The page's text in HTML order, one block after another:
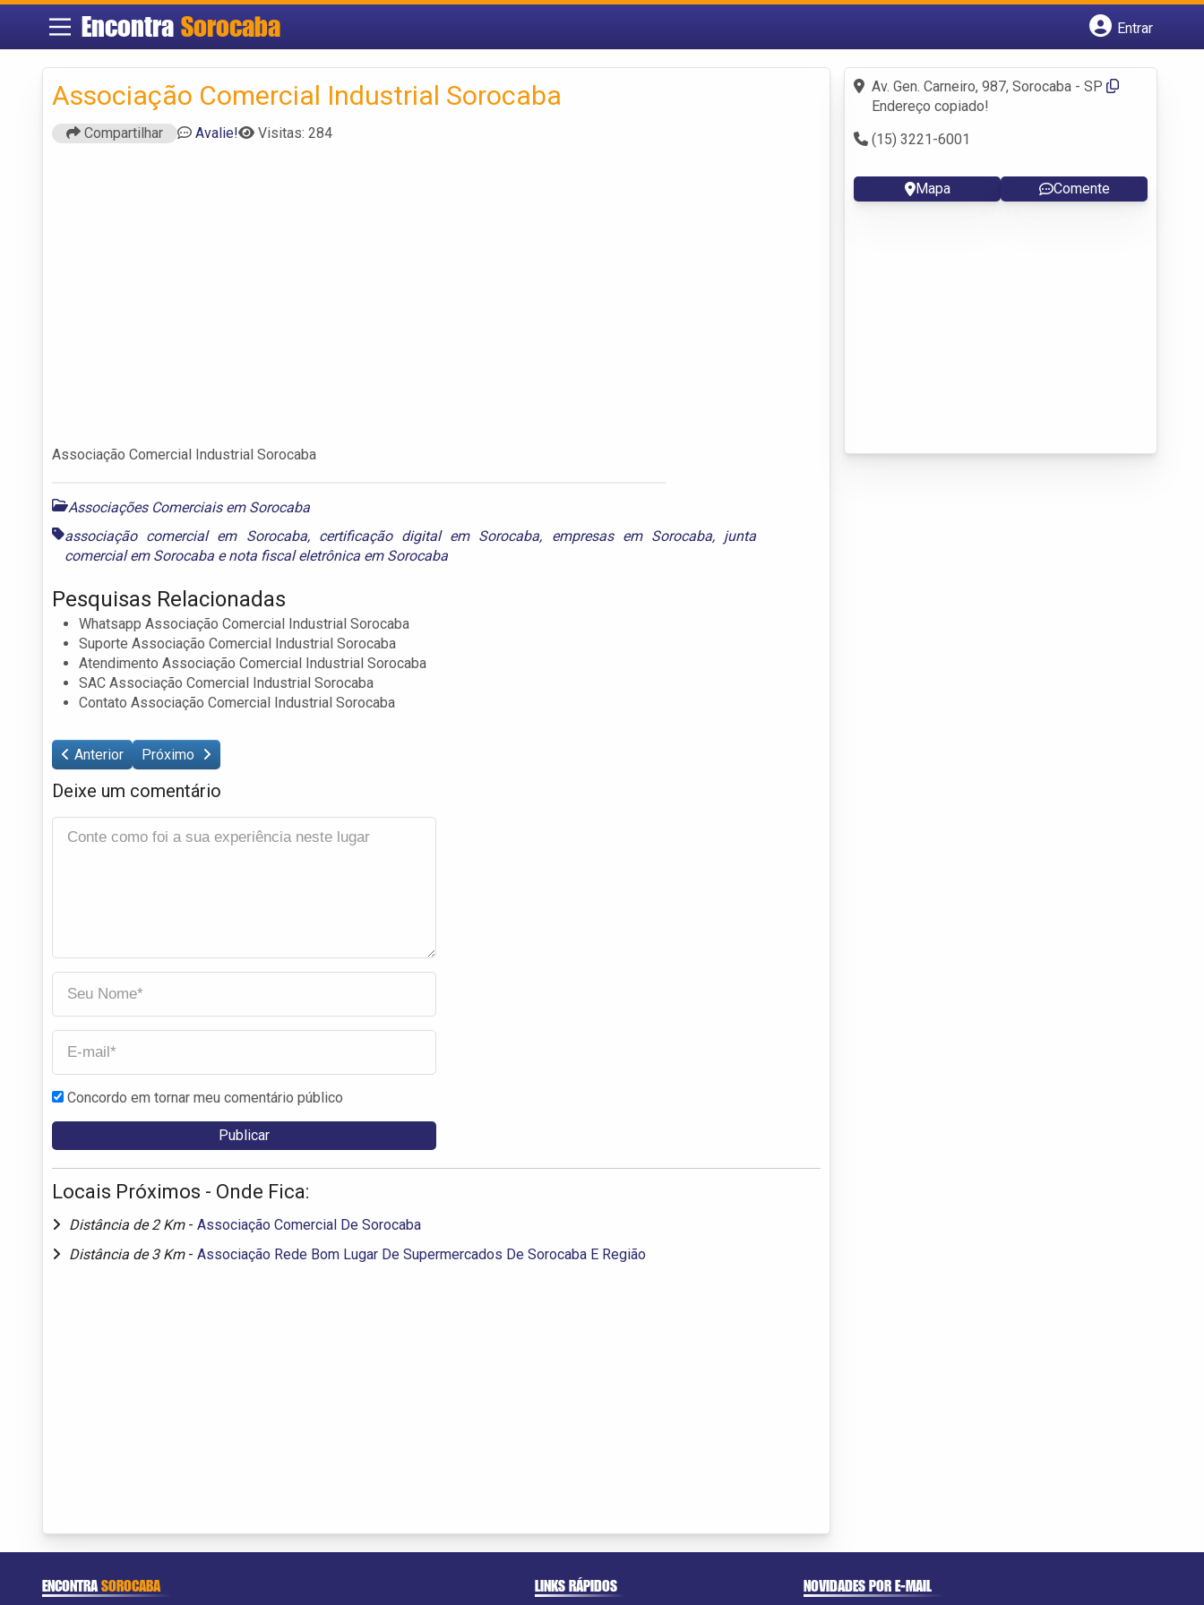
Encontra Sorocaba
Entrar
Fazer login
Criar conta
Associação Comercial Industrial Sorocaba
Compartilhar Avalie! Visitas: 284
Associação Comercial Industrial Sorocaba
Associações Comerciais em Sorocaba
associação comercial em Sorocaba, certificação digital em Sorocaba, empresas em Sorocaba, junta
comercial em Sorocaba enota fiscal eletrônica em Sorocaba
Pesquisas Relacionadas
Whatsapp Associação Comercial Industrial Sorocaba
Suporte Associação Comercial Industrial Sorocaba
Atendimento Associação Comercial Industrial Sorocaba
SAC Associação Comercial Industrial Sorocaba
Contato Associação Comercial Industrial Sorocaba
Anterior Próximo
Deixe um comentário
Concordo em tornar meu comentário público
Locais Próximos - Onde Fica:
Distância de 2 Km - Associação Comercial De Sorocaba
Distância de 3 Km - Associação Rede Bom Lugar De Supermercados De Sorocaba E Região
Av. Gen. Carneiro, 987, Sorocaba - SP
Endereço copiado!
(15) 3221-6001
Mapa Comente
ENCONTRASOROCABA LINKS RÁPIDOS NOVIDADES POR E-MAIL